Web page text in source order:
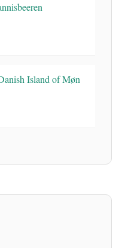
Island of Møn